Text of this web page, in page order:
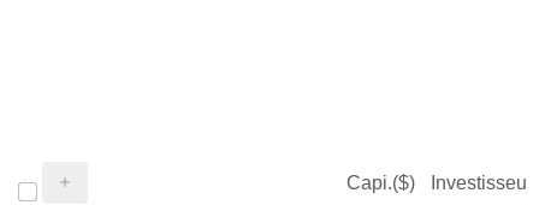
Capi.($) Investisseur